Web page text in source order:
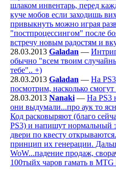
шлаком инвентарь, перед
куче мобов если заходишь
привыкнуть можно играя
"постпроцессингом" после
встречу новым радостям и
28.03.2013 Galadan —
обычно "всем твоим
тебе".. +)
28.03.2013 Galadan — На
посмотрим, насколько
28.03.2013 Nanaki — На PS3
они выдумали...про аук то
Код расковыряют (благо
PS3) и напишут нормальный
двери по квесту
принцип их генерации.
WoW...падение продаж,
100тыйх чаров гамать в MTG